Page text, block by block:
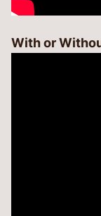
With or